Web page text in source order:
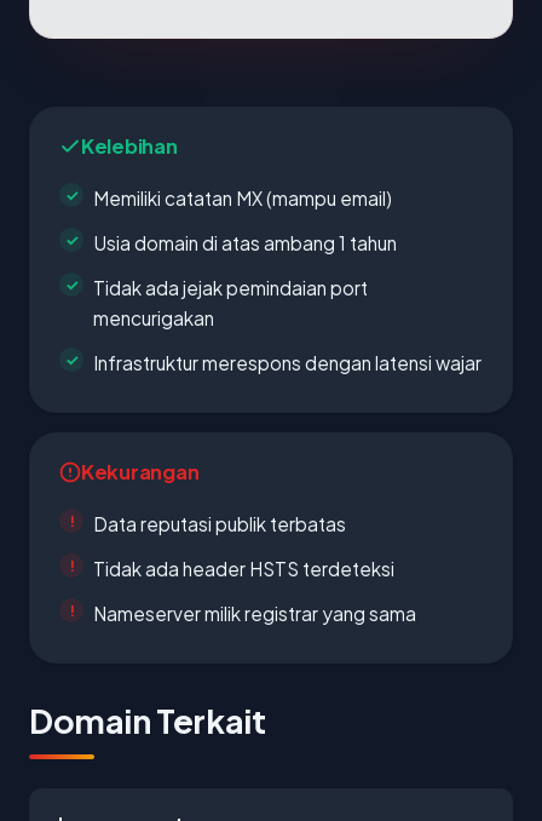
Kelebihan
Memiliki catatan MX (mampu email)
Usia domain di atas ambang 1 tahun
Tidak ada jejak pemindaian port
mencurigakan
Infrastruktur merespons dengan latensi wajar
Kekurangan
Data reputasi publik terbatas
Tidak ada header HSTS terdeteksi
Nameserver milik registrar yang sama
Domain Terkait